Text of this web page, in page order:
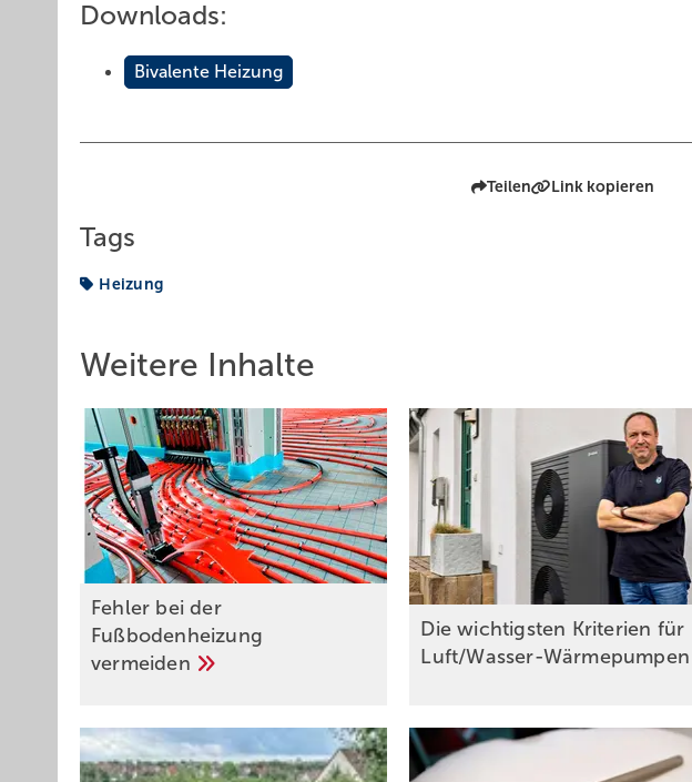
Downloads:
Bivalente Heizung
Teilen Link kopieren
Tags
Heizung
Weitere Inhalte
Fehler bei der
Fußbodenheizung
vermeiden
Die wichtigsten Kriterien für
Luft/Wasser-Wärmepumpen